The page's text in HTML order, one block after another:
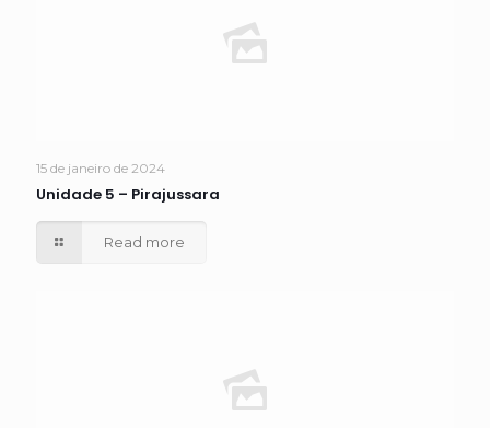
15 de janeiro de 2024
Unidade 5 – Pirajussara
Read more